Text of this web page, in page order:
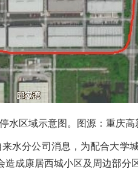
停水区域示意图。图源：重庆
水分公司消息，为配合大
成康居西城小区及周边部分